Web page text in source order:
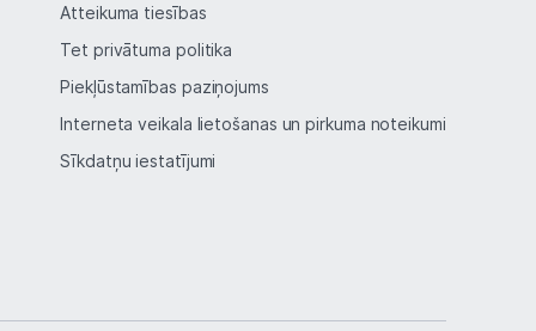
Atteikuma tiesības
Tet privātuma politika
Piekļūstamības paziņojums
Interneta veikala lietošanas un pirkuma noteikumi
Sīkdatņu iestatījumi